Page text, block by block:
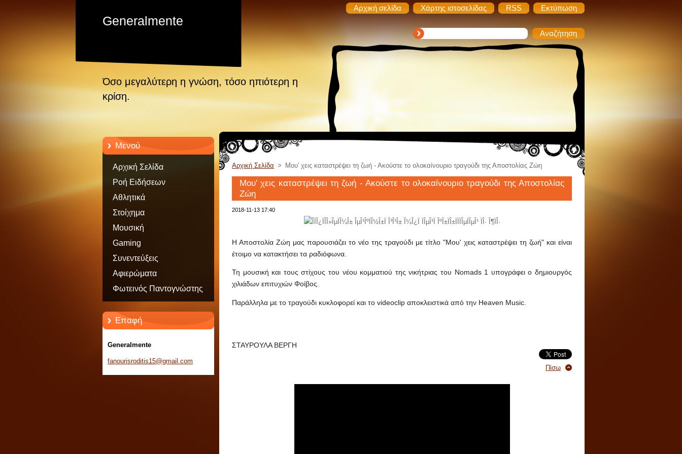
Αρχική σελίδα Χάρτης ιστοσελίδας RSS Εκτύπωση
Generalmente
Όσο μεγαλύτερη η γνώση, τόσο ηπιότερη η
κρίση.
Μενού
Αρχική Σελίδα
Ροή Ειδήσεων
Αθλητικά
Στοίχημα
Μουσική
Gaming
Συνεντεύξεις
Αφιερώματα
Φωτεινός Παντογνώστης
Επαφή
Generalmente
fanourisroditis15@gmail.com
Αρχική Σελίδα > Μου' χεις καταστρέψει τη ζωή - Ακούστε το ολοκαίνουριο τραγούδι της Αποστολίας Ζώη
Μου' χεις καταστρέψει τη ζωή - Ακούστε το ολοκαίνουριο τραγούδι της Αποστολίας
Ζώη
2018-11-13 17:40
Η Αποστολία Ζώη μας παρουσιάζει το νέο της τραγούδι με τίτλο "Μου' χεις καταστρέψει τη ζωή" και είναι
έτοιμο να κατακτήσει τα ραδιόφωνα.
Τη μουσική και τους στίχους του νέου κομματιού της νικήτριας του Nomads 1 υπογράφει ο δημιουργός
χιλιάδων επιτυχιών Φοίβος.
Παράλληλα με το τραγούδι κυκλοφορεί και το videoclip αποκλειστικά από την Heaven Music.
ΣΤΑΥΡΟΥΛΑ ΒΕΡΓΗ
Πίσω